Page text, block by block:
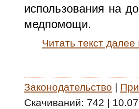
использования на
медпомощи.
Читать текст
Законодательство |
Скачиваний: 742 |